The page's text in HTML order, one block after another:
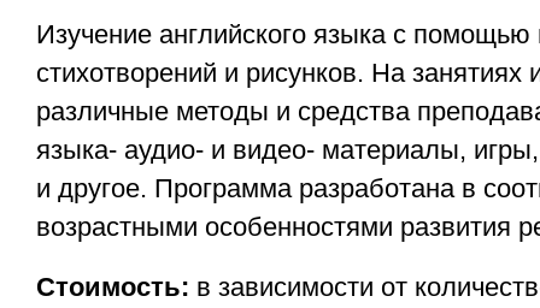
Изучение английского языка с помощью
стихотворений и рисунков. На занятиях
различные методы и средства
языка- аудио- и видео- материалы,
и другое. Программа разработана в
возрастными особенностями развития
Стоимость: в зависимости от